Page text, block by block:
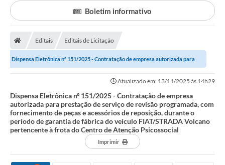
Boletim informativo
Editais Editais de Licitação
Dispensa Eletrônica nº 151/2025 - Contratação de empresa autorizada para
Atualizado em: 13/11/2025 às 14h29
Dispensa Eletrônica nº 151/2025 - Contratação de empresa
autorizada para prestação de serviço de revisão programada, com
fornecimento de peças e acessórios de reposição, durante o
período de garantia de fábrica do veículo FIAT/STRADA Volcano
pertencente à frota do Centro de Atenção Psicossocial
Imprimir